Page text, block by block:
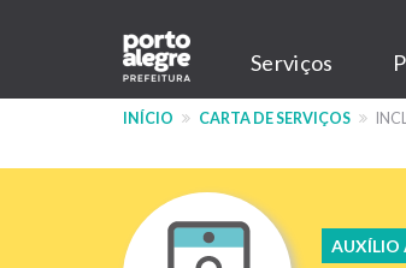
conteúdo
Main
navigation
Serviços
INÍCIO CARTA DE SERVIÇOS
AUXÍLIO